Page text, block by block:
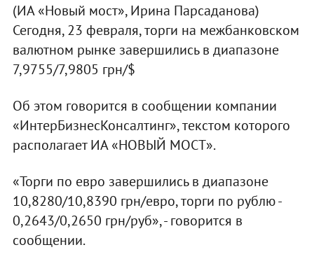
(ИА «Новый мост», Ирина Парсаданова)
Сегодня, 23 февраля, торги на межбанковском
валютном рынке завершились в диапазоне
7,9755/7,9805 грн/$
Об этом говорится в сообщении компании
«ИнтерБизнесКонсалтинг», текстом которого
располагает ИА «НОВЫЙ МОСТ».
«Торги по евро завершились в диапазоне
10,8280/10,8390 грн/евро, торги по рублю -
0,2643/0,2650 грн/руб», - говорится в
сообщении.